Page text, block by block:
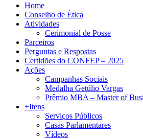
Home
Conselho de Ética
Atividades
Cerimonial de Posse
Parceiros
Perguntas e Respostas
Certidões do CONFEP – 2025
Ações
Campanhas Sociais
Medalha Getúlio Vargas
Prêmio MBA – Master of
+Itens
Serviços Públicos
Casas Parlamentares
Vídeos